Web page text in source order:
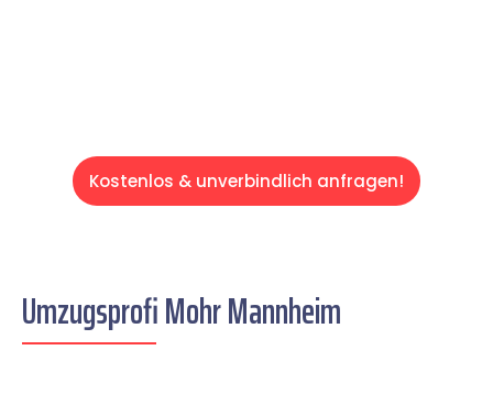
Kostenlos & unverbindlich anfragen!
Umzugsprofi Mohr Mannheim